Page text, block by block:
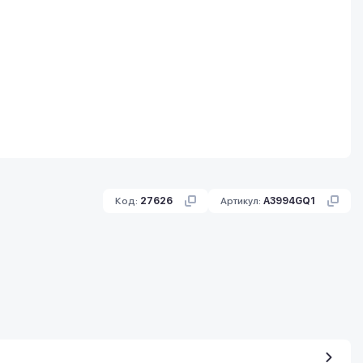
Код: 27626 Артикул: A3994GQ1